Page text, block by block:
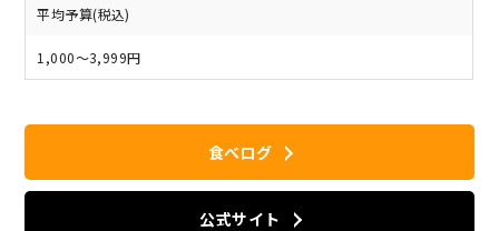
平均予算(税込)
1,000～3,999円
食べログ
公式サイト